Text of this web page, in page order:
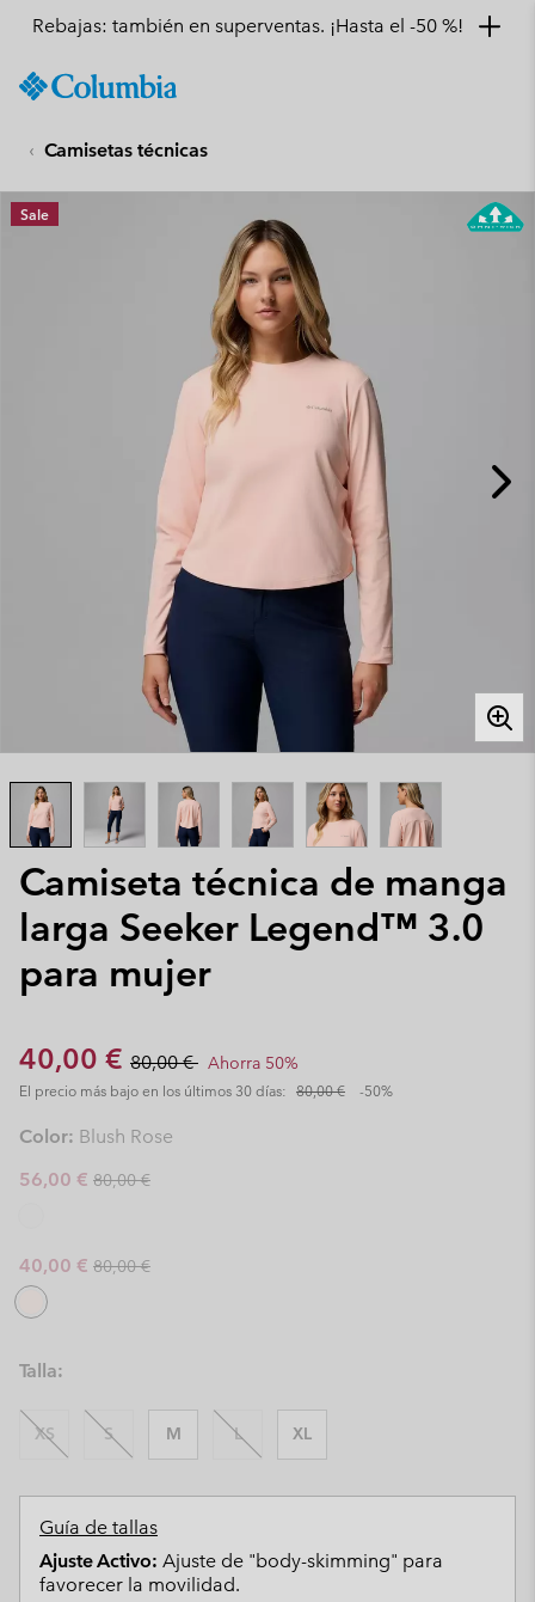
TO
SKIP
MAIN
NAV
Rebajas: también en superventas. ¡Hasta el -50 %!
Camisetas técnicas
Camiseta técnica de manga
larga Seeker Legend™ 3.0
para mujer
Sale price:
40,00 € Regular price:
80,00 € Ahorra 50%
El precio más bajo en los últimos 30 días: 80,00 € -50%
Sale
Color: Blush Rose
Sale price:
56,00 € Regular price:
80,00 €
Sale price:
40,00 € Regular price:
80,00 €
Talla:
XS S M L XL
Guía de tallas
Ajuste Activo: Ajuste de "body-skimming" para
favorecer la movilidad.